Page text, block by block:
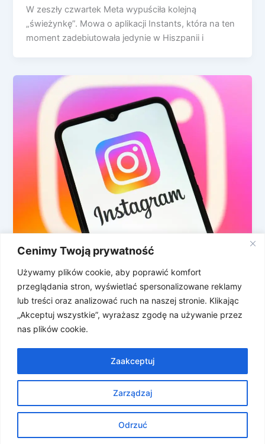
Cenimy Twoją prywatność
Używamy plików cookie, aby poprawić komfort
przeglądania stron, wyświetlać spersonalizowane reklamy
lub treści oraz analizować ruch na naszej stronie. Klikając
„Akceptuj wszystkie”, wyrażasz zgodę na używanie przez
nas plików cookie.
Zarządzaj
Odrzuć
Zaakceptuj
W zeszły czwartek Meta wypuściła kolejną
„świeżynkę”. Mowa o aplikacji Instants, która na ten
moment zadebiutowała jedynie w Hiszpanii i
Instagram Plus: subskrypcja na
podglądanie?
Instagram może dostać kolejną subskrypcję – tym
razem nie za znaczek ani lepszą ochronę konta, ale
za kilka dość przyziemnych
Prawa autorskie © 2026 Znosne Newsy | Obsługiwane przez
Motyw Astra WordPress